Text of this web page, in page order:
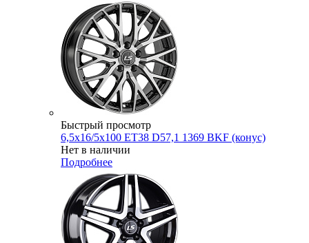
Быстрый просмотр
6,5x16/5x100 ET38 D57,1 1369 BKF (конус)
Нет в наличии
Подробнее